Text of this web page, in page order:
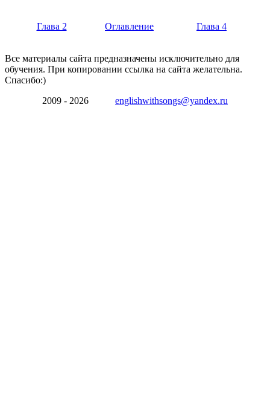
Глава 2 Оглавление Глава 4
Все материалы сайта предназначены исключительно для
обучения. При копировании ссылка на сайта желательна.
Спасибо:)
2009 - 2026 englishwithsongs@yandex.ru